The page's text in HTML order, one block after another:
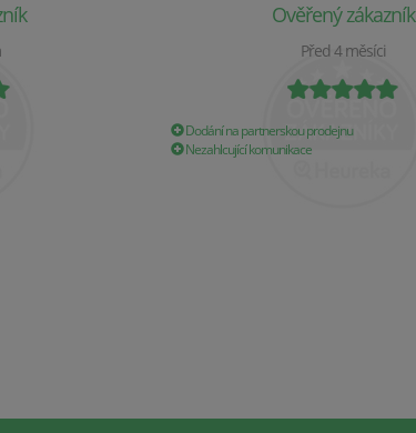
Ověřený zákazník
Před 4 měsíci
Dodání na partnerskou prodejnu
Nezahlcující komunikace